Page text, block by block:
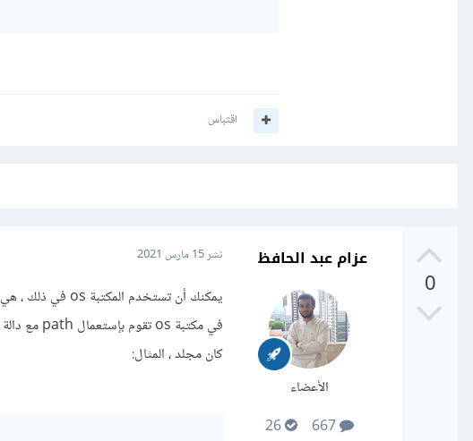
اقتباس
0
عزام عبد الحافظ
الأعضاء
667
26
نشر15 مارس 2021
يمكنك أن تستخدم المكتبة os في ذلك ، هي مكتبة تتوفر فيها الكثير من الدوال للتعامل مع النظام، المجلدات،ملفات و غيرها.
كان مجلد ، المثال: